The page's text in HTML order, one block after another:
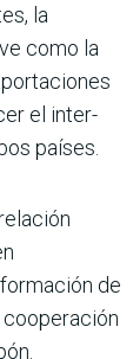
la
como la
el inter­
países.
de